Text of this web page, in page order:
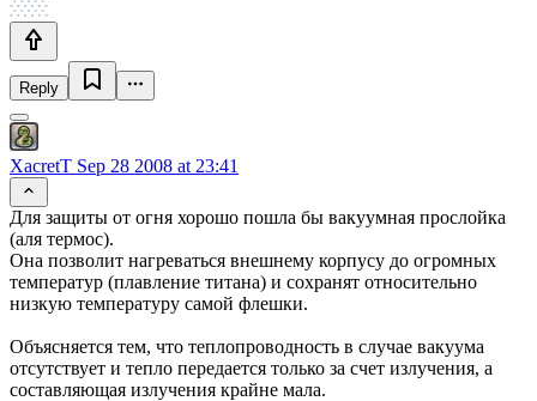
Reply
XacretT Sep 28 2008 at 23:41
Для защиты от огня хорошо пошла бы вакуумная прослойка
(аля термос).
Она позволит нагреваться внешнему корпусу до огромных
температур (плавление титана) и сохранят относительно
низкую температуру самой флешки.
Объясняется тем, что теплопроводность в случае вакуума
отсутствует и тепло передается только за счет излучения, а
составляющая излучения крайне мала.